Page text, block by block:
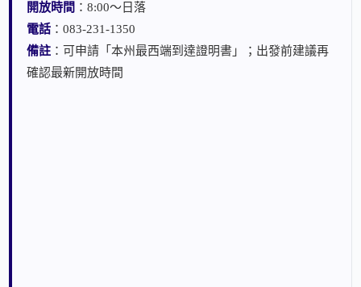
開放時間 ：8:00～日落
電話 ：083-231-1350
備註 ：可申請「本州最西端到達證明書」；出發前建議再
確認最新開放時間